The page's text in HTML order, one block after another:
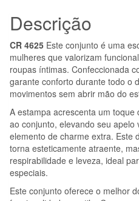
PEÇAS
CROTCHLESS
PRETO
S
Descrição
CR 4625 Este conjunto é uma
mulheres que valorizam
roupas íntimas. Confeccionada
garante conforto durante todo o
movimentos sem abrir mão do
A estampa acrescenta um toque
ao conjunto, elevando seu apelo
elemento de charme extra. Este
torna esteticamente atraente,
respirabilidade e leveza, ideal
especiais.
Este conjunto oferece o melhor